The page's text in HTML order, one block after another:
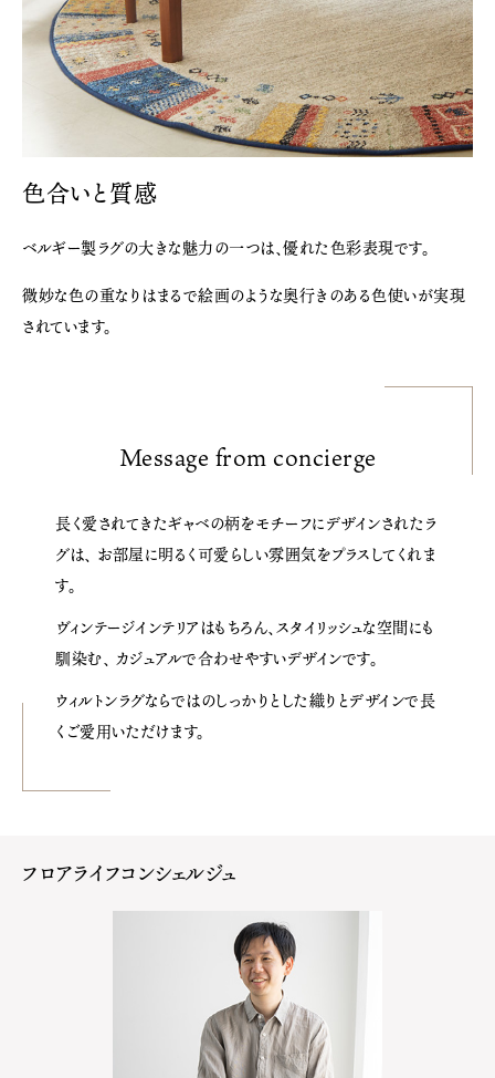
色合いと質感
ベルギー製ラグの大きな魅力の一つは、優れた色彩表現です。
微妙な色の重なりはまるで絵画のような奥行きのある色使いが実現
されています。
Message from concierge
長く愛されてきたギャベの柄をモチーフにデザインされたラ
グは、 お部屋に明るく可愛らしい雰囲気をプラスしてくれま
す。
ヴィンテージインテリアはもちろん、スタイリッシュな空間にも
馴染む、 カジュアルで合わせやすいデザインです。
ウィルトンラグならではのしっかりとした織りとデザインで長
くご愛用いただけます。
フロアライフコンシェルジュ